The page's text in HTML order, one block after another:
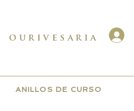
ourivesaria
ANILLOS DE CURSO